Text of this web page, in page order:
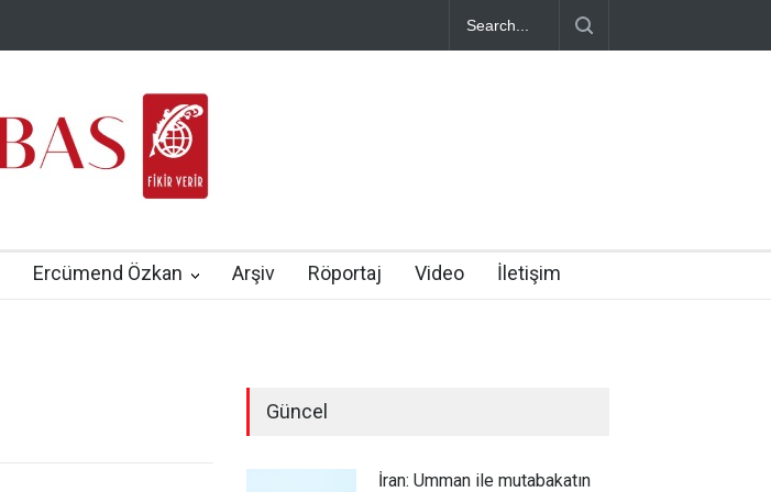
Ercümend Özkan Arşiv Röportaj Video İletişim
Güncel
İran: Umman ile mutabakatın